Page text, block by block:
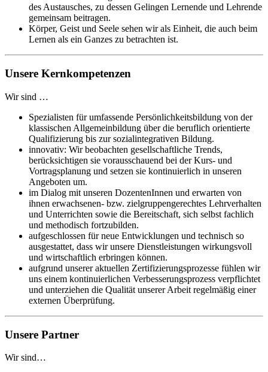
des Austausches, zu dessen Gelingen Lernende und Lehrende
gemeinsam beitragen.
Körper, Geist und Seele sehen wir als Einheit, die auch beim
Lernen als ein Ganzes zu betrachten ist.
Unsere Kernkompetenzen
Wir sind …
Spezialisten für umfassende Persönlichkeitsbildung von der
klassischen Allgemeinbildung über die beruflich orientierte
Qualifizierung bis zur sozialintegrativen Bildung.
innovativ: Wir beobachten gesellschaftliche Trends,
berücksichtigen sie vorausschauend bei der Kurs- und
Vortragsplanung und setzen sie kontinuierlich in unseren
Angeboten um.
im Dialog mit unseren DozentenInnen und erwarten von
ihnen erwachsenen- bzw. zielgruppengerechtes Lehrverhalten
und Unterrichten sowie die Bereitschaft, sich selbst fachlich
und methodisch fortzubilden.
aufgeschlossen für neue Entwicklungen und technisch so
ausgestattet, dass wir unsere Dienstleistungen wirkungsvoll
und wirtschaftlich erbringen können.
aufgrund unserer aktuellen Zertifizierungsprozesse fühlen wir
uns einem kontinuierlichen Verbesserungsprozess verpflichtet
und unterziehen die Qualität unserer Arbeit regelmäßig einer
externen Überprüfung.
Unsere Partner
Wir sind…